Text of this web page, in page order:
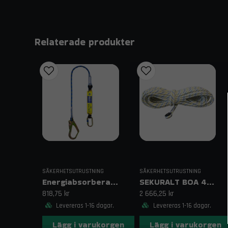
Relaterade produkter
SÄKERHETSUTRUSTNING
Energiabsorberare med semistatisk lina
818,75 kr
Levereras 1-16 dagar.
Lägg i varukorgen
SÄKERHETSUTRUSTNING
SEKURALT BOA 40 m – Semistatiskt rep
2 666,25 kr
Levereras 1-16 dagar.
Lägg i varukorgen